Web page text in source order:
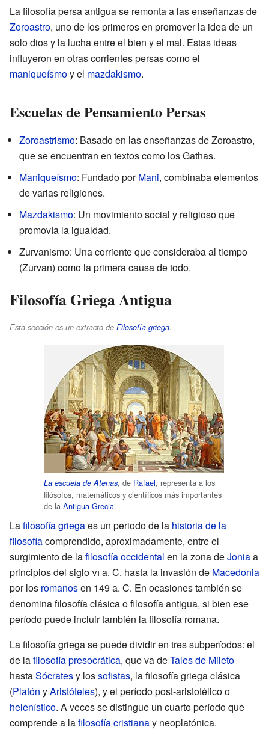
La filosofía persa antigua se remonta a las enseñanzas de
Zoroastro, uno de los primeros en promover la idea de un
solo dios y la lucha entre el bien y el mal. Estas ideas
influyeron en otras corrientes persas como el
maniqueísmoy el mazdakismo.
Escuelas de Pensamiento Persas
Zoroastrismo: Basado en las enseñanzas de Zoroastro,
que se encuentran en textos como los Gathas.
Maniqueísmo: Fundado porMani, combinaba elementos
de varias religiones.
Mazdakismo: Un movimiento social y religioso que
promovía la igualdad.
Zurvanismo: Una corriente que consideraba al tiempo
(Zurvan) como la primera causa de todo.
Filosofía Griega Antigua
Esta sección es un extracto de Filosofía griega.
La escuela de Atenas, de Rafael, representa a los
filósofos, matemáticos y científicos más importantes
de la Antigua Grecia.
Lafilosofía griegaes un periodo de la historia de la
filosofíacomprendido, aproximadamente, entre el
surgimiento de lafilosofía occidental en la zona deJoniaa
principios del siglovi a. C. hasta la invasión de Macedonia
por los romanosen 149 a. C. En ocasiones también se
denomina filosofía clásica o filosofía antigua, si bien ese
período puede incluir también la filosofía romana.
La filosofía griega se puede dividir en tres subperíodos: el
de lafilosofía presocrática, que va deTales de Mileto
hastaSócratesy lossofistas, la filosofía griega clásica
(Platón yAristóteles), y el período post-aristotélico o
helenístico. A veces se distingue un cuarto período que
comprende a lafilosofía cristianay neoplatónica.